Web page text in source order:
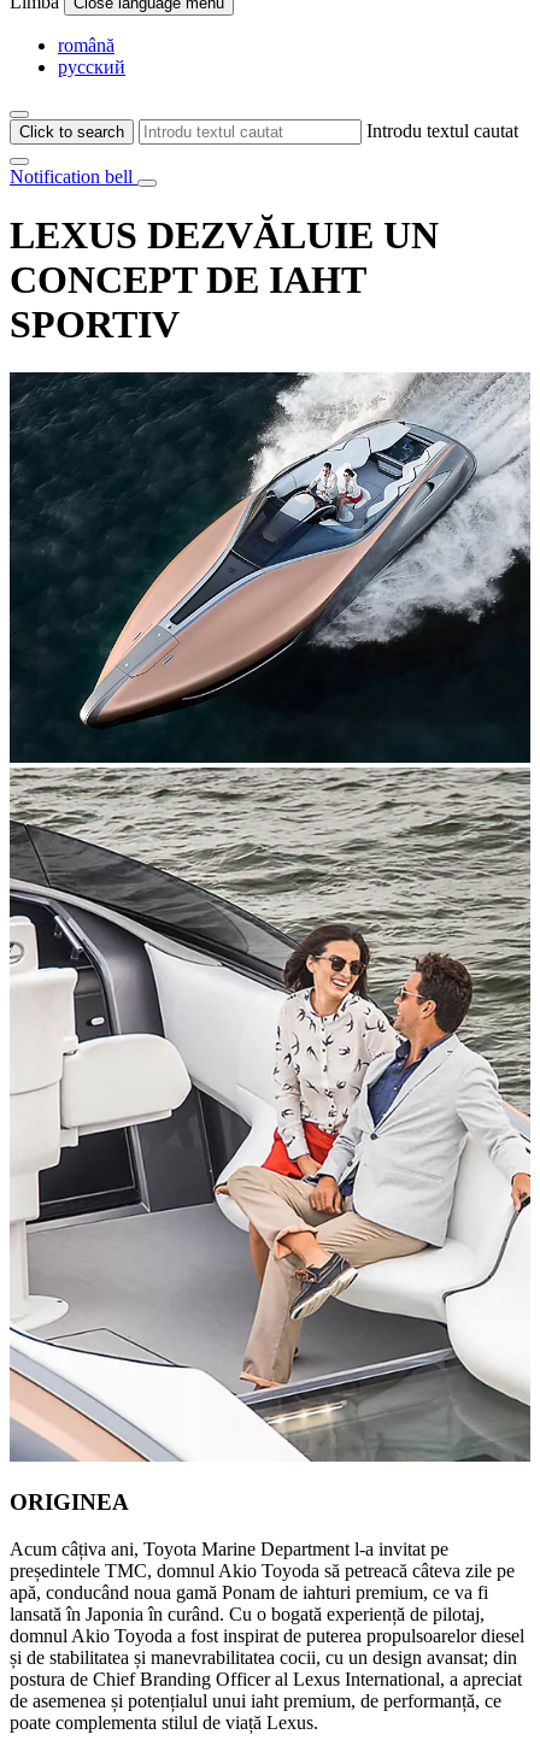
română
русский
Click to search Introdu textul cautat
Notification bell
LEXUS DEZVĂLUIE UN
CONCEPT DE IAHT
SPORTIV
ORIGINEA
Acum câțiva ani, Toyota Marine Department l-a invitat pe
președintele TMC, domnul Akio Toyoda să petreacă câteva zile pe
apă, conducând noua gamă Ponam de iahturi premium, ce va fi
lansată în Japonia în curând. Cu o bogată experiență de pilotaj,
domnul Akio Toyoda a fost inspirat de puterea propulsoarelor diesel
și de stabilitatea și manevrabilitatea cocii, cu un design avansat; din
postura de Chief Branding Officer al Lexus International, a apreciat
de asemenea și potențialul unui iaht premium, de performanță, ce
poate complementa stilul de viață Lexus.